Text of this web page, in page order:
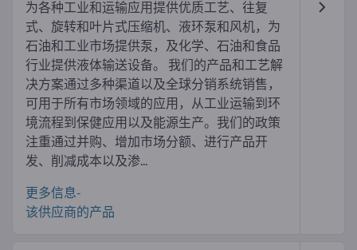
为各种工业和运输应用提供优质工艺、往复
式、旋转和叶片式压缩机、液环泵和风机，为
石油和工业市场提供泵，及化学、石油和食品
行业提供液体输送设备。 我们的产品和工艺解
决方案通过多种渠道以及全球分销系统销售，
可用于所有市场领域的应用，从工业运输到环
境流程到保健应用以及能源生产。我们的政策
注重通过并购、增加市场分额、进行产品开
发、削减成本以及渗...
更多信息-
该供应商的产品